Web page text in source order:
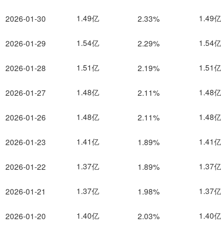
2026-01-30
2026-01-29
2026-01-28
2026-01-27
2026-01-26
2026-01-23
2026-01-22
2026-01-21
2026-01-20
1.49亿 2.33% 1.49亿
1.54亿 2.29% 1.54亿
1.51亿 2.19% 1.51亿
1.48亿 2.11% 1.48亿
1.48亿 2.11% 1.48亿
1.41亿 1.89% 1.41亿
1.37亿 1.89% 1.37亿
1.37亿 1.98% 1.37亿
1.40亿 2.03% 1.40亿